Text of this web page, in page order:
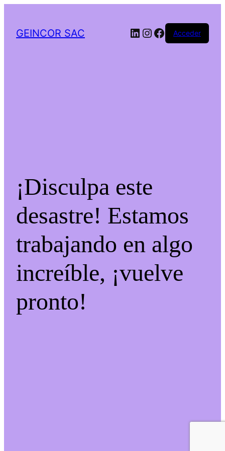
GEINCOR SAC LinkedIn
Instagram
Facebook
Acceder
¡Disculpa este
desastre! Estamos
trabajando en algo
increíble, ¡vuelve
pronto!